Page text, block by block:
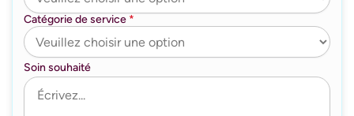
Catégorie de service *
Soin souhaité